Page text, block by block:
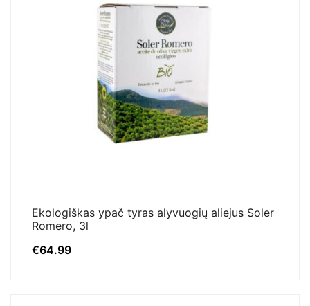
Ekologiškas ypač tyras alyvuogių aliejus Soler
Romero, 3l
€64.99